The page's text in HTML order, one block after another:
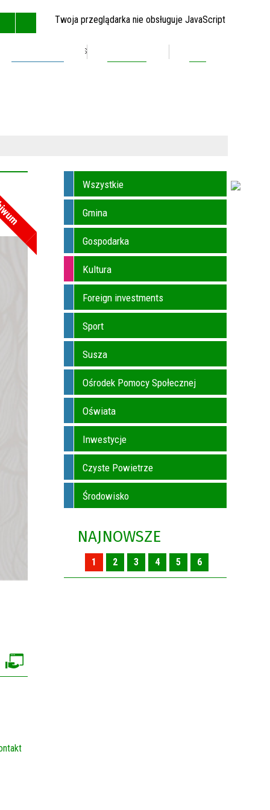
Twoja przeglądarka nie obsługuje JavaScript
MAPA STRONY
Wszystkie
Gmina
Gospodarka
Kultura
Foreign investments
Sport
Susza
Ośrodek Pomocy Społecznej
Oświata
Inwestycje
Czyste Powietrze
Środowisko
NAJNOWSZE
1 2 3 4 5 6